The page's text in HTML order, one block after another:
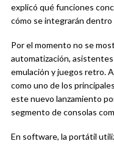
explicó qué funciones
cómo se integrarán
Por el momento no se
automatización,
emulación y juegos retro.
como uno de los
este nuevo lanzamiento
segmento de consolas
En software, la portátil